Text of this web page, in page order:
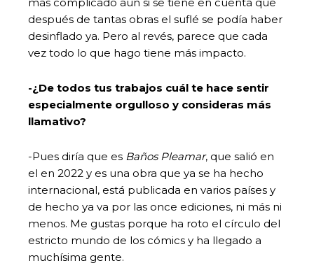
después de tantas obras el suflé se podía haber
desinflado ya. Pero al revés, parece que cada
vez todo lo que hago tiene más impacto.
-¿De todos tus trabajos cuál te hace sentir
especialmente orgulloso y consideras más
llamativo?
-Pues diría que es Baños Pleamar, que salió en
el en 2022 y es una obra que ya se ha hecho
internacional, está publicada en varios países y
de hecho ya va por las once ediciones, ni más ni
menos. Me gustas porque ha roto el círculo del
estricto mundo de los cómics y ha llegado a
muchísima gente.